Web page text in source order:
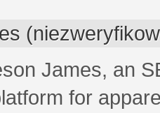
James, an
for